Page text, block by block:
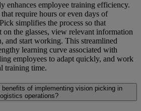
enhances employee training efficiency.
require hours or even days of
simplifies the process so that
on the glasses, view relevant information
start working. This streamlined
learning curve associated with
employees to adapt quickly, and work
training time.
of implementing vision picking in
logistics operations?